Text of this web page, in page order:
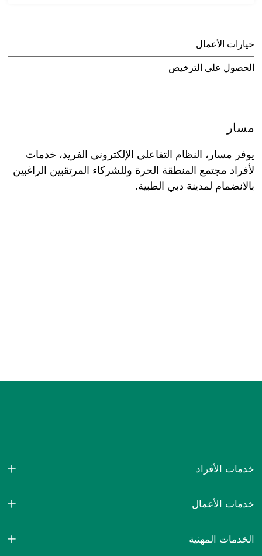
خيارات الأعمال
الحصول على الترخيص
مسار
يوفر مسار، النظام التفاعلي الإلكتروني الفريد، خدمات
لأفراد مجتمع المنطقة الحرة وللشركاء المرتقبين الراغبين
بالانضمام لمدينة دبي الطبية.
خدمات الأفراد
خدمات الأعمال
الخدمات المهنية